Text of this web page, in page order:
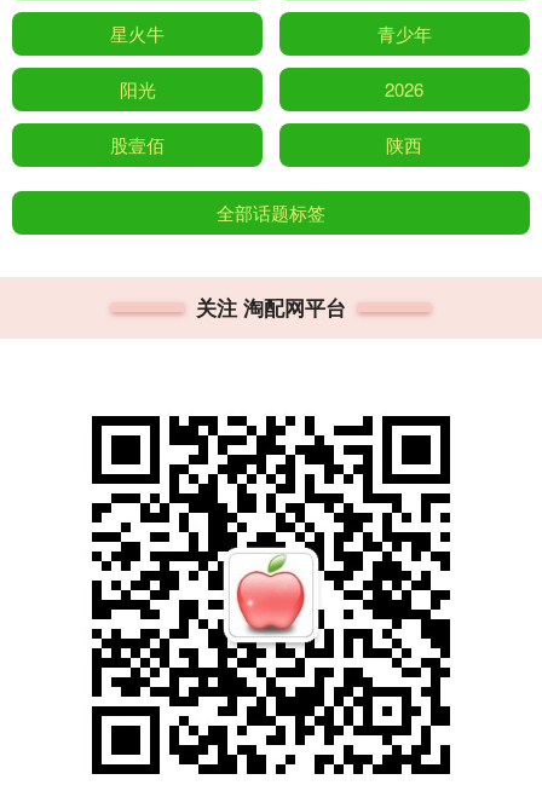
星火牛 青少年
阳光 2026
股壹佰 陕西
全部话题标签
关注 淘配网平台